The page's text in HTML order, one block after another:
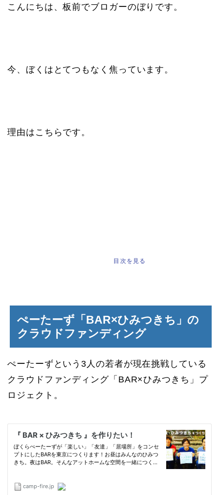
こんにちは、板前でブロガーのぼりです。
今、ぼくはとてつもなく焦っています。
理由はこちらです。
目次を見る
ぺーたーず「BAR×ひみつきち」の
クラウドファンディング
ぺーたーずという3人の若者が現在挑戦している
クラウドファンディング「BAR×ひみつきち」プ
ロジェクト。